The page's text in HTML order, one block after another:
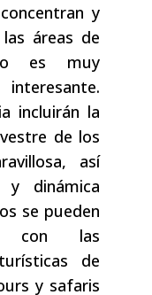
y
áreas de
es muy
incluirán la
de los
así
y dinámica
se pueden
con las
de
y safaris